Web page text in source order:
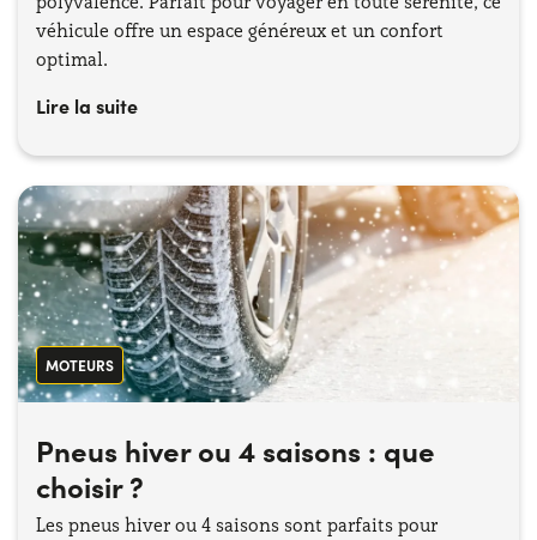
véhicule offre un espace généreux et un confort
optimal.
Lire la suite
MOTEURS
Pneus hiver ou 4 saisons : que
choisir ?
Les pneus hiver ou 4 saisons sont parfaits pour